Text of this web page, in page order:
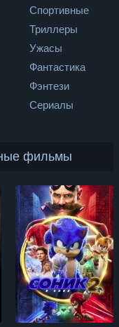
Спортивные
Триллеры
Ужасы
Фантастика
Фэнтези
Сериалы
фильмы